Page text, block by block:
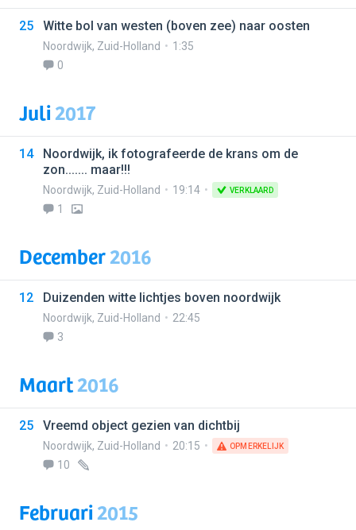
25 Witte bol van westen (boven zee) naar oosten
Noordwijk, Zuid-Holland
1:35
0
Juli2017
14
Noordwijk, ik fotografeerde de krans om de
zon....... maar!!!
Noordwijk, Zuid-Holland 19:14 VERKLAARD
1
December2016
12 Duizenden witte lichtjes boven noordwijk
Noordwijk, Zuid-Holland
22:45
3
Maart2016
25 Vreemd object gezien van dichtbij
Noordwijk, Zuid-Holland 20:15 OPMERKELIJK
10
Februari2015